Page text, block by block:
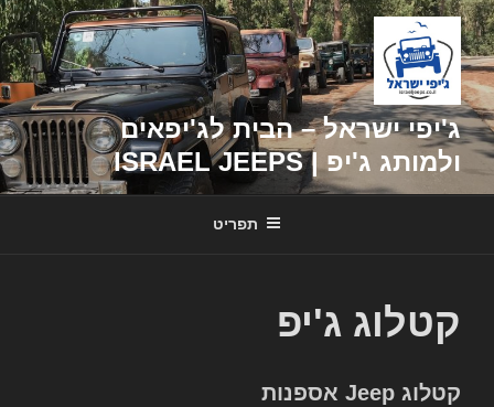
דילוג
לתוכן
ג'יפי ישראל – הבית לג'יפאים
ולמותג ג'יפ | ISRAEL JEEPS
תפריט
קטלוג ג'יפ
קטלוג Jeep אספנות